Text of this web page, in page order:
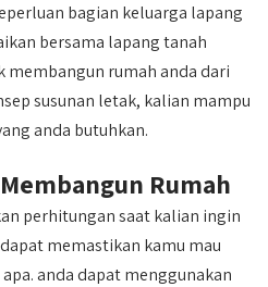
bagian keluarga lapang
bersama lapang tanah
membangun rumah anda dari
susunan letak, kalian mampu
anda butuhkan.
Rumah
perhitungan saat kalian ingin
memastikan kamu mau
anda dapat menggunakan